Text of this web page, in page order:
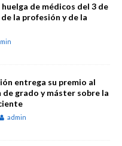
de médicos del 3 de
la profesión y de la
entrega su premio al
grado y máster sobre la
admin